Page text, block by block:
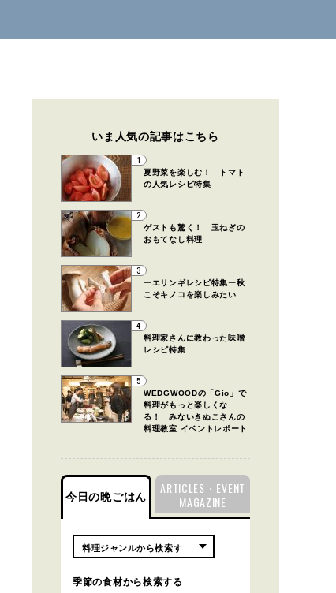
いま人気の記事はこちら
1
夏野菜を楽しむ！ トマト
の人気レシピ特集
2
ゲストも驚く！ 玉ねぎの
おもてなし料理
3
ーエリンギレシピ特集ー秋
こそキノコを楽しみたい
4
料理家さんに教わった味噌
レシピ特集
5
WEDGWOODの「Gio」で
料理がもっと楽しくな
る！ みないきぬこさんの
料理教室 イベントレポート
今日の晩ごはん
ARTICLES・EVENT
MAGAZINE
季節の食材から検索する